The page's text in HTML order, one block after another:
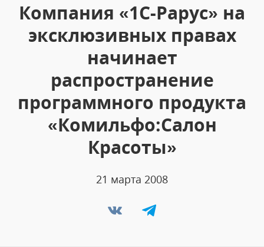
Компания «1С-Рарус» на
эксклюзивных правах
начинает
распространение
программного продукта
«Комильфо:Салон
Красоты»
21 марта 2008